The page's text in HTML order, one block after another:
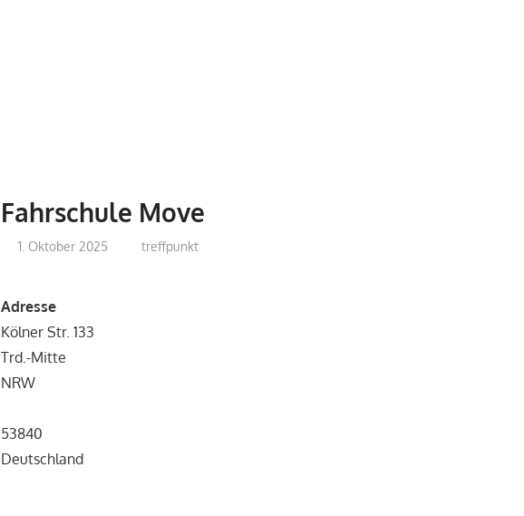
Fahrschule Move
1. Oktober 2025 treffpunkt
Adresse
Kölner Str. 133
Trd.-Mitte
NRW
53840
Deutschland